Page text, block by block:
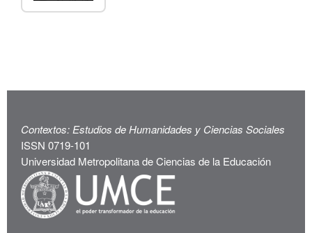
Contextos: Estudios de Humanidades y Ciencias Sociales
ISSN 0719-101
Universidad Metropolitana de Ciencias de la Educación